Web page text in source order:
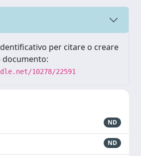
per citare o creare
documento:
10278/22591
ND
ND